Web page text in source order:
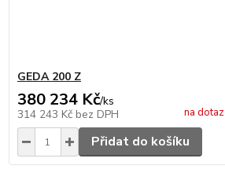
GEDA 200 Z
380 234 Kč/ks
314 243 Kč bez DPH na dotaz
Přidat do košíku